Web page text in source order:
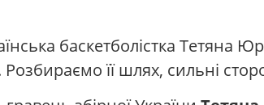
баскетболістка Тетяна
її шлях, сильні